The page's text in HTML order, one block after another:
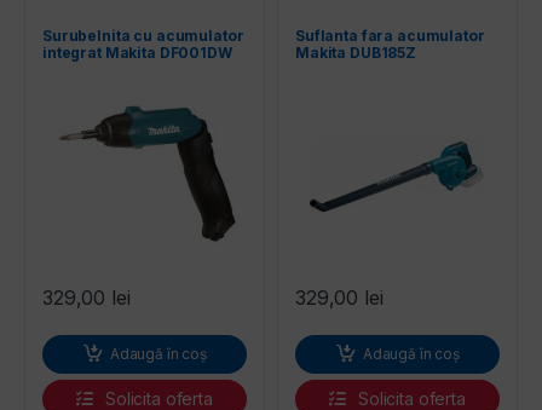
Surubelnita cu acumulator
integrat Makita DF001DW
329,00 lei
Adaugă în coș
Solicita oferta
Suflanta fara acumulator
Makita DUB185Z
329,00 lei
Adaugă în coș
Solicita oferta